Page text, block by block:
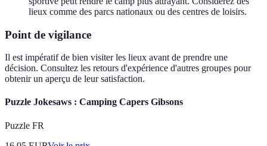
lieux comme des parcs nationaux ou des centres de loisirs.
Point de vigilance
Il est impératif de bien visiter les lieux avant de prendre une
décision. Consultez les retours d'expérience d'autres groupes pour
obtenir un aperçu de leur satisfaction.
Puzzle Jokesaws : Camping Capers Gibsons
Puzzle FR